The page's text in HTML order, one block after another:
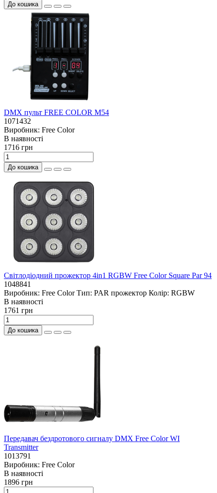
До кошика
DMX пульт FREE COLOR M54
1071432
Виробник: Free Color
В наявностi
1716 грн
До кошика
Світлодіодний прожектор 4in1 RGBW Free Color Square Par 94
1048841
Виробник: Free ColorТип: PAR прожектор Колір: RGBW
В наявностi
1761 грн
До кошика
Передавач бездротового сигналу DMX Free Color WI
Transmitter
1013791
Виробник: Free Color
В наявностi
1896 грн